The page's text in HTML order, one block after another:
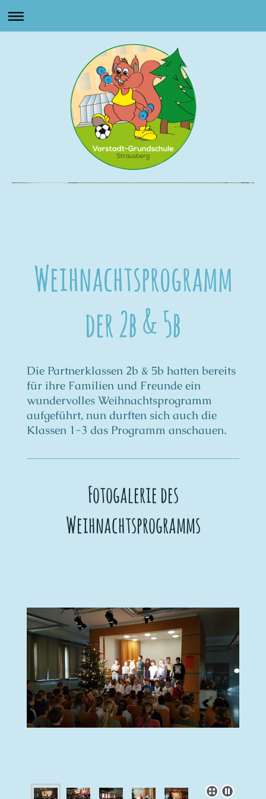
Weihnachtsprogramm
der 2b & 5b
Die Partnerklassen 2b & 5b hatten bereits
für ihre Familien und Freunde ein
wundervolles Weihnachtsprogramm
aufgeführt, nun durften sich auch die
Klassen 1-3 das Programm anschauen.
Fotogalerie des
Weihnachtsprogramms